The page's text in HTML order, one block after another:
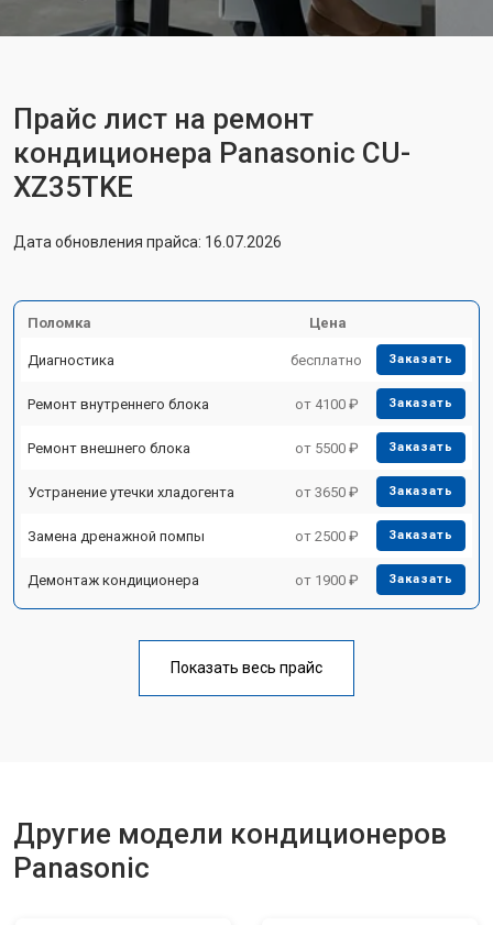
Прайс лист на ремонт
кондиционера Panasonic CU-
XZ35TKE
Дата обновления прайса: 16.07.2026
Поломка Цена
Диагностика бесплатно Заказать
Ремонт внутреннего блока от 4100 ₽ Заказать
Ремонт внешнего блока от 5500 ₽ Заказать
Устранение утечки хладогента от 3650 ₽ Заказать
Замена дренажной помпы от 2500 ₽ Заказать
Демонтаж кондиционера от 1900 ₽ Заказать
Показать весь прайс
Другие модели кондиционеров
Panasonic